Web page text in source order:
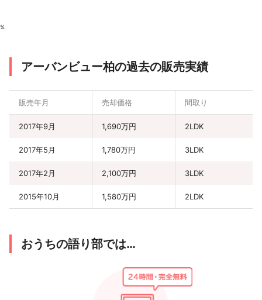
%
アーバンビュー柏の過去の販売実績
販売年月 売却価格 間取り
2017年9月 1,690万円 2LDK
2017年5月 1,780万円 3LDK
2017年2月 2,100万円 3LDK
2015年10月 1,580万円 2LDK
おうちの語り部では…